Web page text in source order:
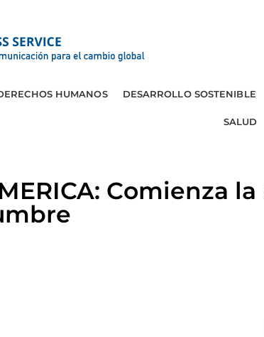
HUMANOS DESARROLLO SOSTENIBLE
SALUD
Comienza